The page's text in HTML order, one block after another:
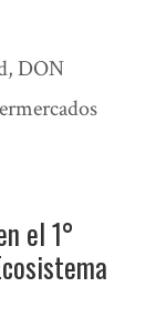
,DON
el 1°